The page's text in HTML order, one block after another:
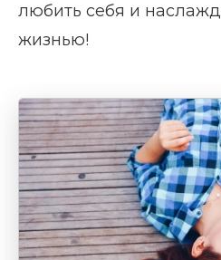
любить себя и
жизнью!